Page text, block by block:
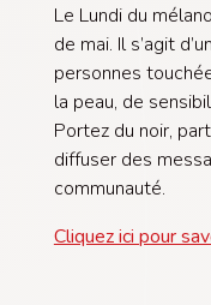
Le Lundi du
de mai. Il s’agit
personnes
la peau, de
Portez du noir,
diffuser des
communauté.
Cliquez ici pour